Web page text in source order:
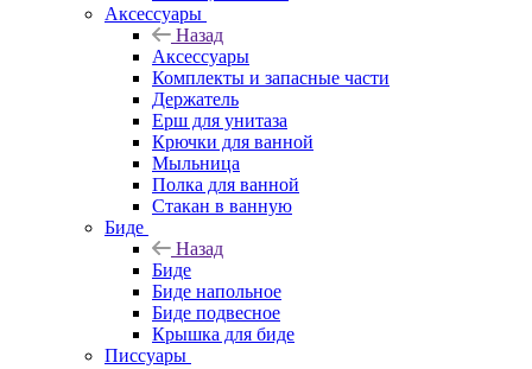
Аксессуары
Назад
Аксессуары
Комплекты и запасные части
Держатель
Ерш для унитаза
Крючки для ванной
Мыльница
Полка для ванной
Стакан в ванную
Биде
Назад
Биде
Биде напольное
Биде подвесное
Крышка для биде
Писсуары